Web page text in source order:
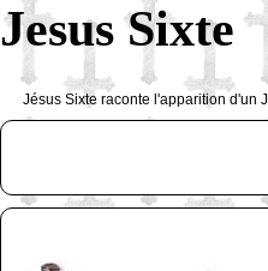
Jesus Sixte
Jésus Sixte raconte l'apparition d'un